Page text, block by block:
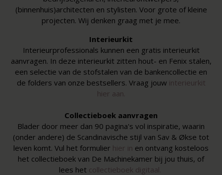
(binnenhuis)architecten en stylisten. Voor grote of kleine
projecten. Wij denken graag met je mee.
Interieurkit
Interieurprofessionals kunnen een gratis interieurkit
aanvragen. In deze interieurkit zitten hout- en Fenix stalen,
een selectie van de stofstalen van de bankencollectie en
de folders van onze bestsellers. Vraag jouw interieurkit
hier aan.
Collectieboek aanvragen
Blader door meer dan 90 pagina's vol inspiratie, waarin
(onder andere) de Scandinavische stijl van Sav & Økse tot
leven komt. Vul het formulier hier in en ontvang kosteloos
het collectieboek van De Machinekamer bij jou thuis, of
lees het collectieboek digitaal.